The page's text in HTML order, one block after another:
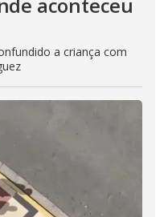
a criança com